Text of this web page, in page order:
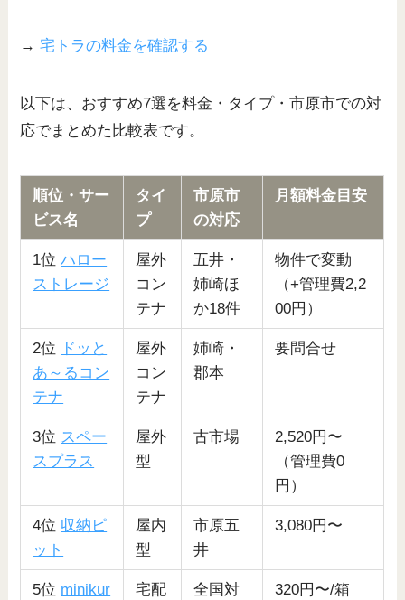
→宅トラの料金を確認する
以下は、おすすめ7選を料金・タイプ・市原市での対
応でまとめた比較表です。
順位・サー
ビス名
タイ
プ
市原市
の対応
月額料金目安
1位ハロー
ストレージ
屋外
コン
テナ
五井・
姉崎ほ
か18件
物件で変動
（+管理費2,2
00円）
2位
ドッと
あ～るコン
テナ
屋外
コン
テナ
姉崎・
郡本
要問合せ
3位 スペー
スプラス
屋外
型
古市場
2,520円〜
（管理費0
円）
4位 収納ピ
ット
屋内
型
市原五
井
3,080円〜
5位 minikur
宅配
全国対
320円〜/箱